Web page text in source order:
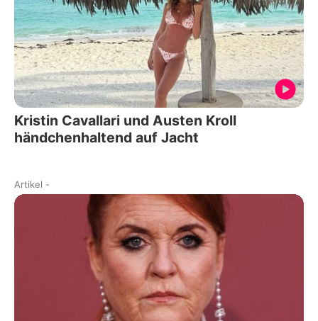
Kristin Cavallari und Austen Kroll
händchenhaltend auf Jacht
Artikel -